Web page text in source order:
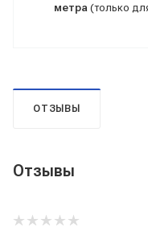
метра (только
ОТЗЫВЫ
Отзывы